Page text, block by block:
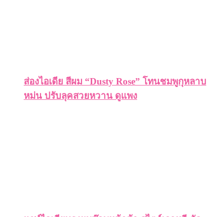
ส่องไอเดีย สีผม “Dusty Rose” โทนชมพูกุหลาบ
หม่น ปรับลุคสวยหวาน ดูแพง